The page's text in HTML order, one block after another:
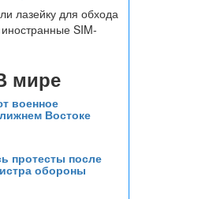
мире
военное
Востоке
протесты после
обороны